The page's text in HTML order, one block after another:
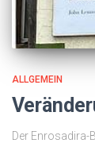
ALLGEMEIN
Der Enrosadira-